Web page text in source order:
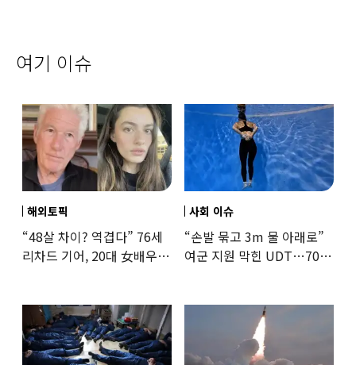
여기 이슈
해외토픽
“48살 차이? 역겹다” 76세
리차드 기어, 20대 女배우와
사회 이슈
“손발 묶고 3m 물 아래로”
여군 지원 막힌 UDT…707